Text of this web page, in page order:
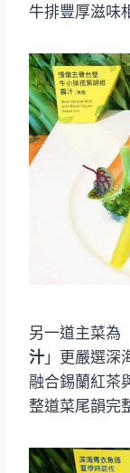
牛排豐厚滋味
另一道主菜為
汁 」更嚴選深
融合錫蘭紅茶
整道菜尾韻完